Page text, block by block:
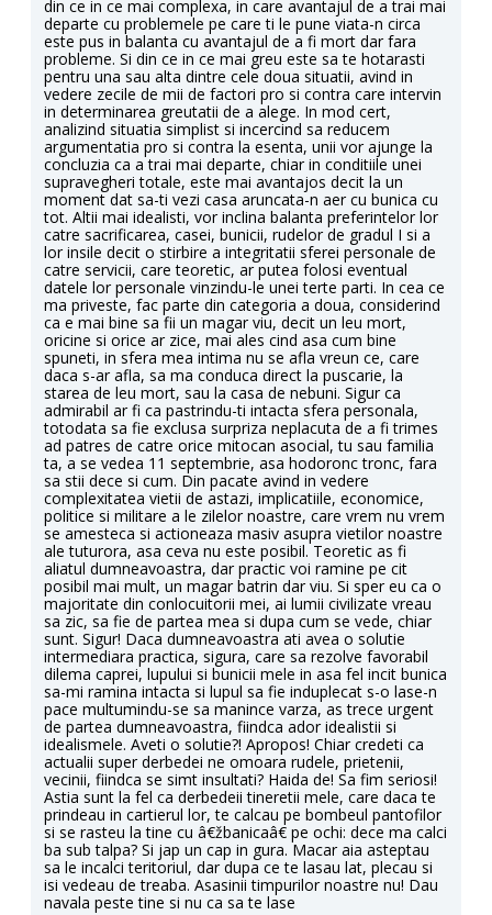
din ce in ce mai complexa, in care avantajul de a trai mai
departe cu problemele pe care ti le pune viata-n circa
este pus in balanta cu avantajul de a fi mort dar fara
probleme. Si din ce in ce mai greu este sa te hotarasti
pentru una sau alta dintre cele doua situatii, avind in
vedere zecile de mii de factori pro si contra care intervin
in determinarea greutatii de a alege. In mod cert,
analizind situatia simplist si incercind sa reducem
argumentatia pro si contra la esenta, unii vor ajunge la
concluzia ca a trai mai departe, chiar in conditiile unei
supravegheri totale, este mai avantajos decit la un
moment dat sa-ti vezi casa aruncata-n aer cu bunica cu
tot. Altii mai idealisti, vor inclina balanta preferintelor lor
catre sacrificarea, casei, bunicii, rudelor de gradul I si a
lor insile decit o stirbire a integritatii sferei personale de
catre servicii, care teoretic, ar putea folosi eventual
datele lor personale vinzindu-le unei terte parti. In cea ce
ma priveste, fac parte din categoria a doua, considerind
ca e mai bine sa fii un magar viu, decit un leu mort,
oricine si orice ar zice, mai ales cind asa cum bine
spuneti, in sfera mea intima nu se afla vreun ce, care
daca s-ar afla, sa ma conduca direct la puscarie, la
starea de leu mort, sau la casa de nebuni. Sigur ca
admirabil ar fi ca pastrindu-ti intacta sfera personala,
totodata sa fie exclusa surpriza neplacuta de a fi trimes
ad patres de catre orice mitocan asocial, tu sau familia
ta, a se vedea 11 septembrie, asa hodoronc tronc, fara
sa stii dece si cum. Din pacate avind in vedere
complexitatea vietii de astazi, implicatiile, economice,
politice si militare a le zilelor noastre, care vrem nu vrem
se amesteca si actioneaza masiv asupra vietilor noastre
ale tuturora, asa ceva nu este posibil. Teoretic as fi
aliatul dumneavoastra, dar practic voi ramine pe cit
posibil mai mult, un magar batrin dar viu. Si sper eu ca o
majoritate din conlocuitorii mei, ai lumii civilizate vreau
sa zic, sa fie de partea mea si dupa cum se vede, chiar
sunt. Sigur! Daca dumneavoastra ati avea o solutie
intermediara practica, sigura, care sa rezolve favorabil
dilema caprei, lupului si bunicii mele in asa fel incit bunica
sa-mi ramina intacta si lupul sa fie induplecat s-o lase-n
pace multumindu-se sa manince varza, as trece urgent
de partea dumneavoastra, fiindca ador idealistii si
idealismele. Aveti o solutie?! Apropos! Chiar credeti ca
actualii super derbedei ne omoara rudele, prietenii,
vecinii, fiindca se simt insultati? Haida de! Sa fim seriosi!
Astia sunt la fel ca derbedeii tineretii mele, care daca te
prindeau in cartierul lor, te calcau pe bombeul pantofilor
si se rasteu la tine cu â€žbanicaâ€ pe ochi: dece ma calci
ba sub talpa? Si jap un cap in gura. Macar aia asteptau
sa le incalci teritoriul, dar dupa ce te lasau lat, plecau si
isi vedeau de treaba. Asasinii timpurilor noastre nu! Dau
navala peste tine si nu ca sa te lase